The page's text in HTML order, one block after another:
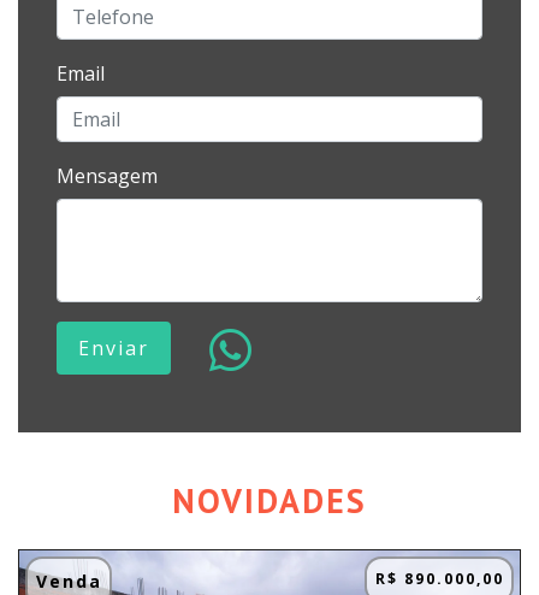
Email
Mensagem
Enviar
NOVIDADES
Venda R$ 890.000,00